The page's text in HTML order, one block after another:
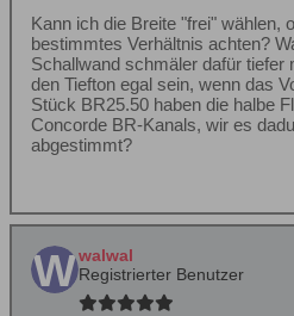
Kann ich die Breite "frei" wählen,
bestimmtes Verhältnis achten?
Schallwand schmäler dafür tiefer
den Tiefton egal sein, wenn das
Stück BR25.50 haben die halbe
Concorde BR-Kanals, wir es
abgestimmt?
walwal
Registrierter Benutzer